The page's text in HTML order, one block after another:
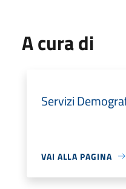
A cura di
Servizi
VAI ALLA PAGINA